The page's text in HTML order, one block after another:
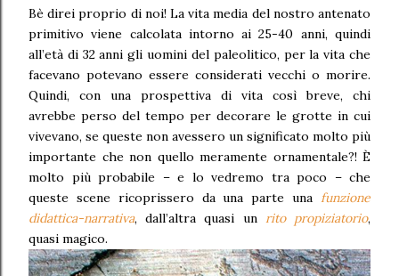
Bè direi proprio di noi! La vita media del nostro antenato
primitivo viene calcolata intorno ai 25-40 anni, quindi
all’età di 32 anni gli uomini del paleolitico, per la vita che
facevano potevano essere considerati vecchi o morire.
Quindi, con una prospettiva di vita così breve, chi
avrebbe perso del tempo per decorare le grotte in cui
vivevano, se queste non avessero un significato molto più
importante che non quello meramente ornamentale?! È
molto più probabile – e lo vedremo tra poco – che
queste scene ricoprissero da una parte una funzione
didattica-narrativa, dall’altra quasi un rito propiziatorio,
quasi magico.